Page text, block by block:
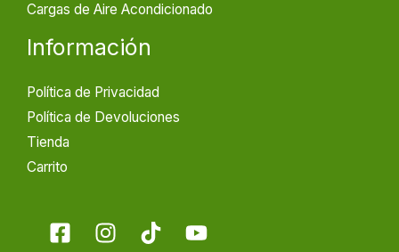
Cargas de Aire Acondicionado
Información
Política de Privacidad
Política de Devoluciones
Tienda
Carrito